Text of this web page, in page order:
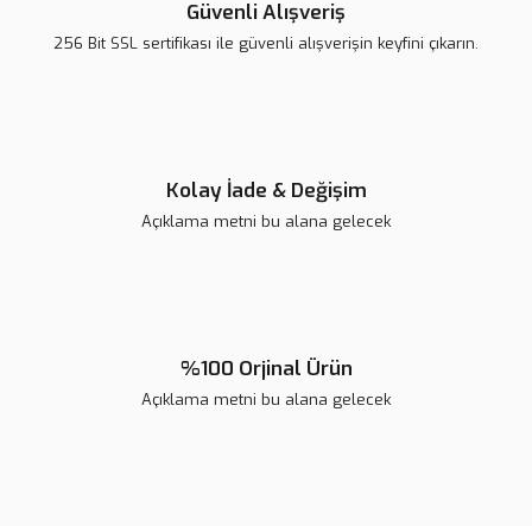
Güvenli Alışveriş
256 Bit SSL sertifikası ile güvenli alışverişin keyfini çıkarın.
Kolay İade & Değişim
Açıklama metni bu alana gelecek
%100 Orjinal Ürün
Açıklama metni bu alana gelecek